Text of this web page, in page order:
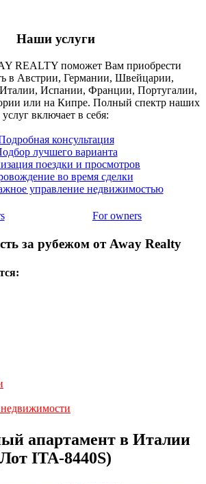
Наши услуги
REALTY поможет Вам приобрести
в Австрии, Германии, Швейцарии,
Испании, Франции, Португалии,
или на Кипре. Полный спектр наших
услуг включает в себя:
консультация
лучшего варианта
поездки и просмотров
во время сделки
управление недвижимостью
For owners
за рубежом от Away Realty
апартамент в Италии
ITA-8440S)